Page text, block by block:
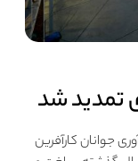
تمدید شد
جوانان کارآفرین